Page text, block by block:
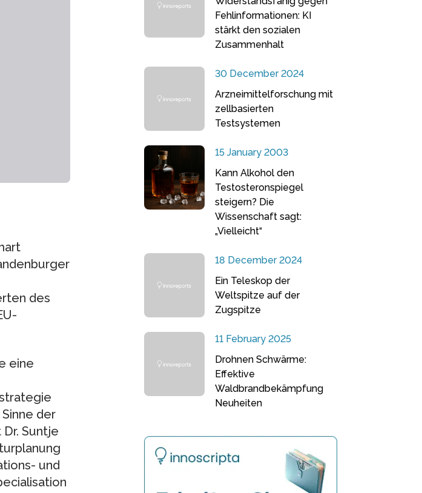
des
eine
der
Suntje
und
Fehlinformationen: KI
stärkt den sozialen
Zusammenhalt
30 December 2024
Arzneimittelforschung mit
zellbasierten
Testsystemen
15 January 2003
Kann Alkohol den
Testosteronspiegel
steigern? Die
Wissenschaft sagt:
„Vielleicht“
18 December 2024
Ein Teleskop der
Weltspitze auf der
Zugspitze
11 February 2025
Drohnen Schwärme:
Effektive
Waldbrandbekämpfung
Neuheiten